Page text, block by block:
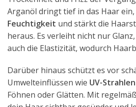
Arganöl dringt tief in das Haar
Feuchtigkeit und stärkt die
heraus. Es verleiht nicht nur
auch die Elastizität, wodurch
Darüber hinaus schützt es vor
Umwelteinflüssen wie UV-Strahlen
Föhnen oder Glätten. Mit